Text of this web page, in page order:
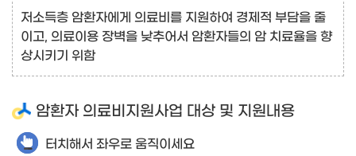
저소득층 암환자에게 의료비를 지원하여 경제적 부담을 줄
이고, 의료이용 장벽을 낮추어서 암환자들의 암 치료율을 향
상시키기 위함
암환자 의료비지원사업 대상 및 지원내용
터치해서 좌우로 움직이세요